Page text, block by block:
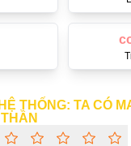
THỐNG: TA CÓ